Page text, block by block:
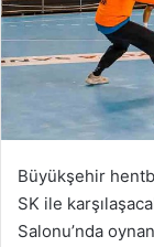
Büyükşehir
SK ile
Salonu’nda